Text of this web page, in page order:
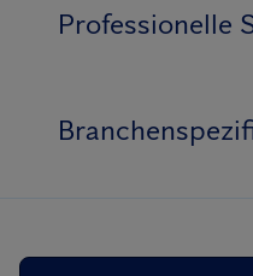
Professionelle